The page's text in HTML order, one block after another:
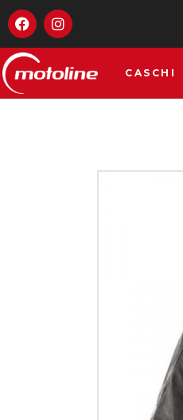
CASCHI